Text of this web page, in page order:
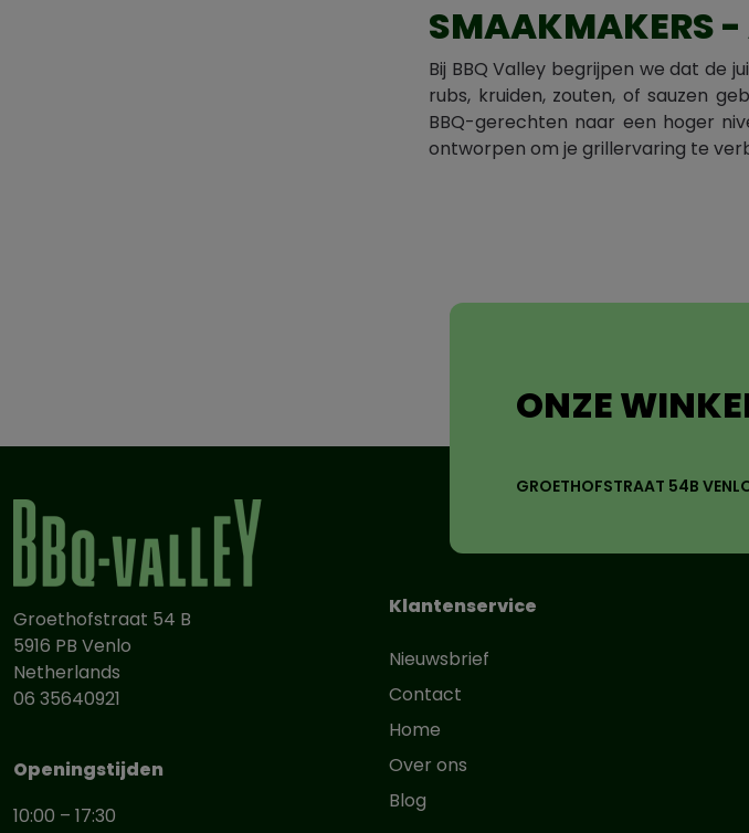
SMAAKMAKERS
Bij BBQ Valley begrijpen we dat de
rubs, kruiden, zouten, of sauzen
BBQ-gerechten naar een hoger
ontworpen om je grillervaring te
ONZE
GROETHOFSTRAAT 54B
Groethofstraat 54 B
5916 PB Venlo
Netherlands
06 35640921
Openingstijden
10:00 – 17:30
Klantenservice
Nieuwsbrief
Contact
Home
Over ons
Blog